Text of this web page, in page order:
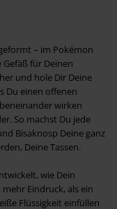
– im Pokémon
für Deinen
und hole Dir Deine
Du einen offenen
wirken
So machst Du jede
Bisaknosp Deine ganz
Deine Tassen.
wie Dein
Eindruck, als ein
Flüssigkeit einfüllen